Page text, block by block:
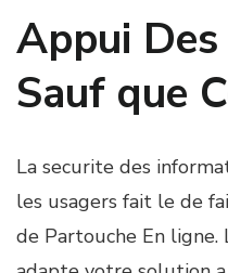
Appui
Sauf que
La securite des
les usagers fait le de
de Partouche En